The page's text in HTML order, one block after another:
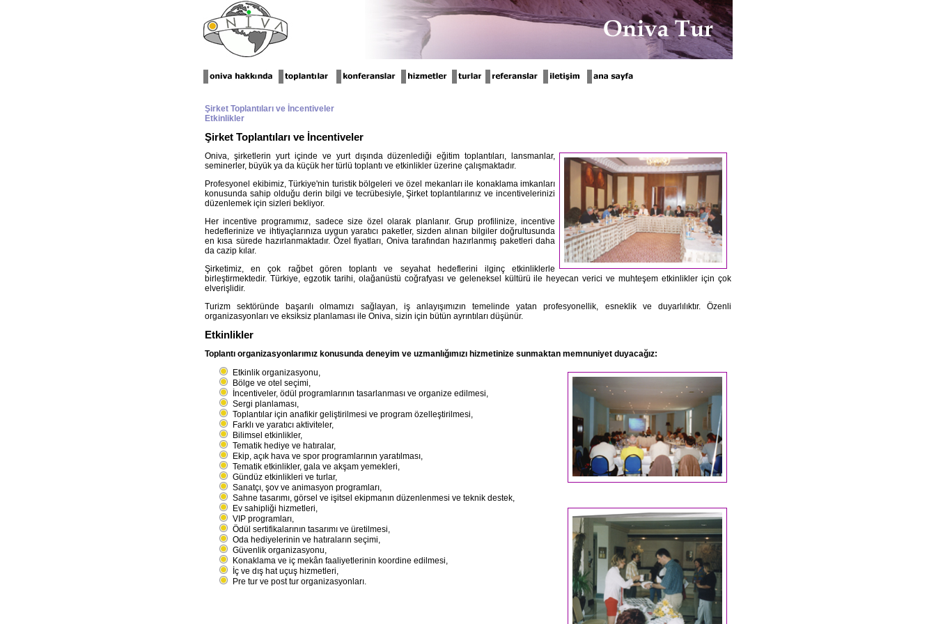
Şirket Toplantıları ve İncentiveler
Etkinlikler
Şirket Toplantıları ve İncentiveler
Oniva, şirketlerin yurt içinde ve yurt dışında düzenlediği eğitim toplantıları, lansmanlar,
seminerler, büyük ya da küçük her türlü toplantı ve etkinlikler üzerine çalışmaktadır.
Profesyonel ekibimiz, Türkiye'nin turistik bölgeleri ve özel mekanları ile konaklama imkanları
konusunda sahip olduğu derin bilgi ve tecrübesiyle, Şirket toplantılarınız ve incentivelerinizi
düzenlemek için sizleri bekliyor.
Her incentive programımız, sadece size özel olarak planlanır. Grup profilinize, incentive
hedeflerinize ve ihtiyaçlarınıza uygun yaratıcı paketler, sizden alınan bilgiler doğrultusunda
en kısa sürede hazırlanmaktadır. Özel fiyatları, Oniva tarafından hazırlanmış paketleri daha
da cazip kılar.
Şirketimiz, en çok rağbet gören toplantı ve seyahat hedeflerini ilginç etkinliklerle
birleştirmektedir. Türkiye, egzotik tarihi, olağanüstü coğrafyası ve geleneksel kültürü ile heyecan verici ve muhteşem etkinlikler için çok
elverişlidir.
Turizm sektöründe başarılı olmamızı sağlayan, iş anlayışımızın temelinde yatan profesyonellik, esneklik ve duyarlılıktır. Özenli
organizasyonları ve eksiksiz planlaması ile Oniva, sizin için bütün ayrıntıları düşünür.
Etkinlikler
Toplantı organizasyonlarımız konusunda deneyim ve uzmanlığımızı hizmetinize sunmaktan memnuniyet duyacağız:
Etkinlik organizasyonu,
Bölge ve otel seçimi,
İncentiveler, ödül programlarının tasarlanması ve organize edilmesi,
Sergi planlaması,
Toplantılar için anafikir geliştirilmesi ve program özelleştirilmesi,
Farklı ve yaratıcı aktiviteler,
Bilimsel etkinlikler,
Tematik hediye ve hatıralar,
Ekip, açık hava ve spor programlarının yaratılması,
Tematik etkinlikler, gala ve akşam yemekleri,
Gündüz etkinlikleri ve turlar,
Sanatçı, şov ve animasyon programları,
Sahne tasarımı, görsel ve işitsel ekipmanın düzenlenmesi ve teknik destek,
Ev sahipliği hizmetleri,
VIP programları,
Ödül sertifikalarının tasarımı ve üretilmesi,
Oda hediyelerinin ve hatıraların seçimi,
Güvenlik organizasyonu,
Konaklama ve iç mekân faaliyetlerinin koordine edilmesi,
İç ve dış hat uçuş hizmetleri,
Pre tur ve post tur organizasyonları.